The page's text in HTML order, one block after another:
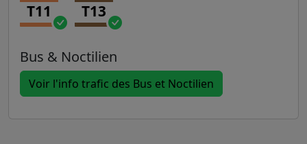
T11 T13
Bus & Noctilien
Voir l'info trafic des Bus et Noctilien